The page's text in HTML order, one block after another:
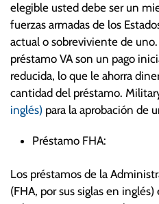
elegible usted debe ser un
fuerzas armadas de los
actual o sobreviviente de
préstamo VA son un pago
reducida, lo que le ahorra
cantidad del préstamo.
inglés) para la aprobación de
Préstamo FHA:
Los préstamos de la
(FHA, por sus siglas en